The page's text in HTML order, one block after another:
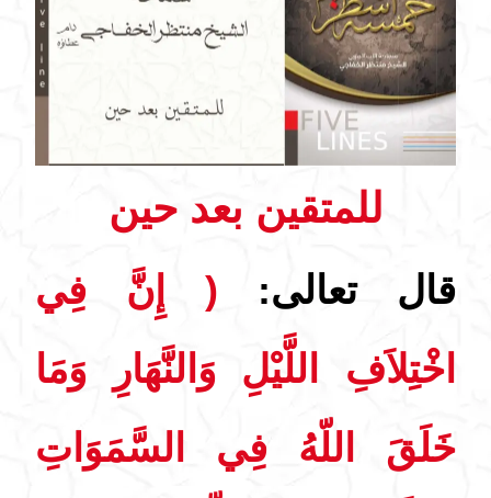
للمتقين بعد حين
قال تعالى:
( إِنَّ فِي
اخْتِلاَفِ اللَّيْلِ وَالنَّهَارِ وَمَا
خَلَقَ اللّهُ فِي السَّمَوَاتِ